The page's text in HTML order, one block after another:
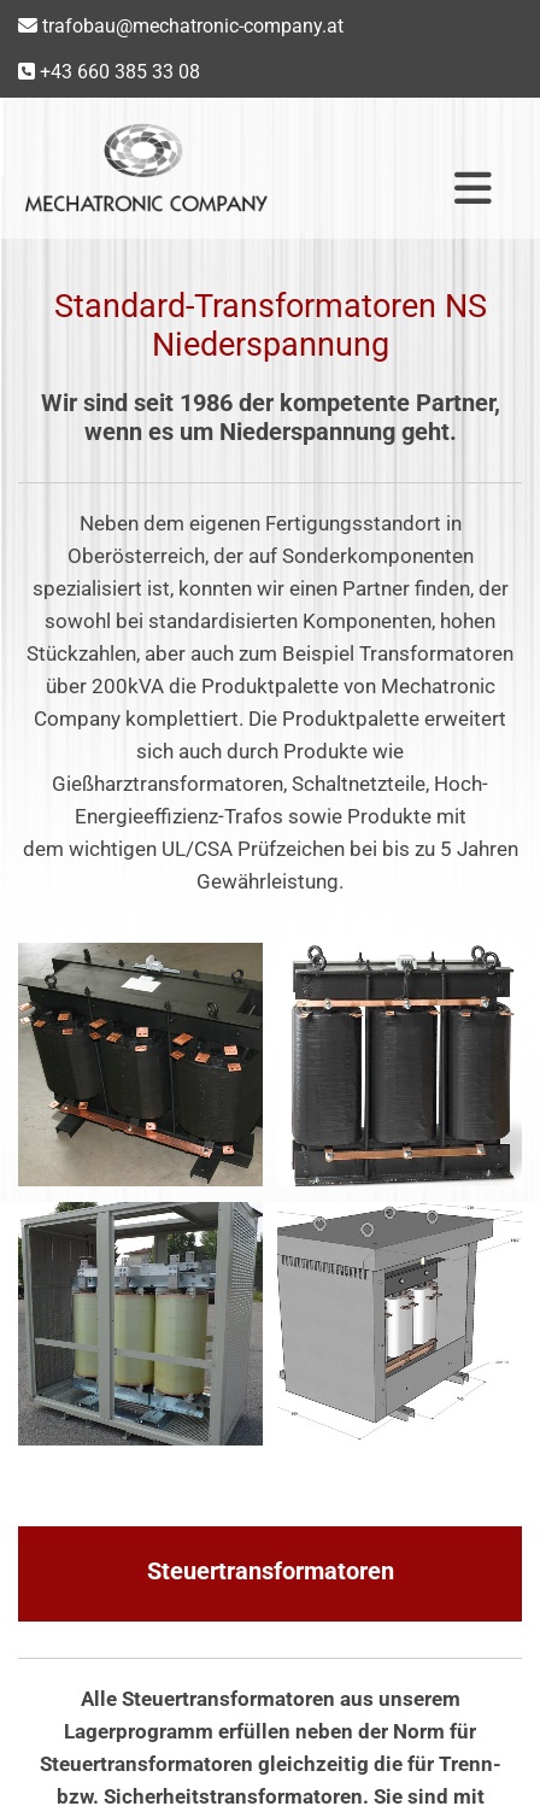
 trafobau@mechatronic-company.at
 +43 660 385 33 08
Standard-Transformatoren NS
Niederspannung
Wir sind seit 1986 der kompetente Partner,
wenn es um Niederspannung geht.
Neben dem eigenen Fertigungsstandort in
Oberösterreich, der auf Sonderkomponenten
spezialisiert ist, konnten wir einen Partner finden, der
sowohl bei standardisierten Komponenten, hohen
Stückzahlen, aber auch zum Beispiel Transformatoren
über 200kVA die Produktpalette von Mechatronic
Company komplettiert. Die Produktpalette erweitert
sich auch durch Produkte wie
Gießharztransformatoren, Schaltnetzteile, Hoch-
Energieeffizienz-Trafos sowie Produkte mit
dem wichtigen UL/CSA Prüfzeichen bei bis zu 5 Jahren
Gewährleistung.
Steuertransformatoren
Alle Steuertransformatoren aus unserem
Lagerprogramm erfüllen neben der Norm für
Steuertransformatoren gleichzeitig die für Trenn-
bzw. Sicherheitstransformatoren. Sie sind mit